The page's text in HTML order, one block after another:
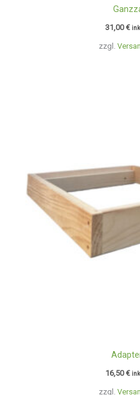
zzgl.
31,00€
zzgl.
16,50€